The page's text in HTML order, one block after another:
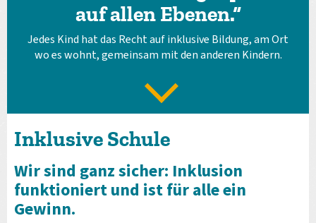
auf allen Ebenen.“
Jedes Kind hat das Recht auf inklusive Bildung, am Ort
wo es wohnt, gemeinsam mit den anderen Kindern.
Inklusive Schule
Wir sind ganz sicher: Inklusion
funktioniert und ist für alle ein
Gewinn.